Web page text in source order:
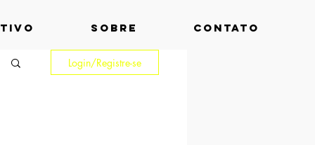
SOBRE CONTATO
Login/Registre-se